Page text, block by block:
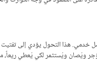
خدمي. هذا التحول يؤدي إلى تفتيت
يُؤجر ويُصان ويُستثمر لكي يُعطي